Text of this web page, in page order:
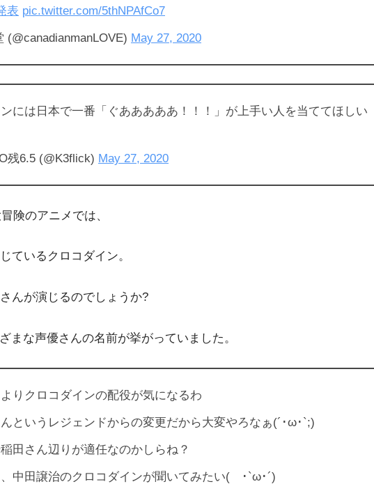
表 pic.twitter.com/5thNPAfCo7
May 27, 2020
には日本で一番「ぐあああああ！！！」が上手い人を当ててほしい
残6.5 (@K3flick) May 27, 2020
険のアニメでは、
ているクロコダイン。
んが演じるのでしょうか?
まな声優さんの名前が挙がっていました。
りクロコダインの配役が気になるわ
というレジェンドからの変更だから大変やろなぁ(´･ω･`;)
田さん辺りが適任なのかしらね？
中田譲治のクロコダインが聞いてみたい( ･`ω･´)